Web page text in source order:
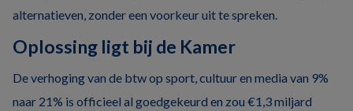
alternatieven, zonder een voorkeur uit te spreken.
Oplossing ligt bij de Kamer
De verhoging van de btw op sport, cultuur en media van 9%
naar 21% is officieel al goedgekeurd en zou €1,3 miljard